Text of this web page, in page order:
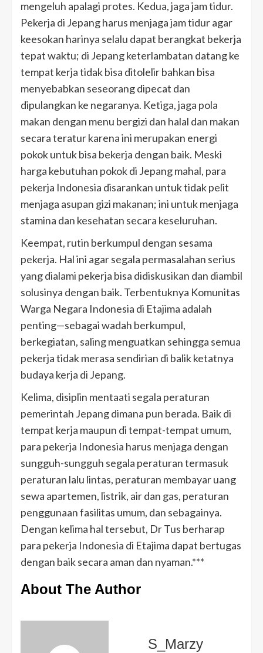
mengeluh apalagi protes. Kedua, jaga jam tidur.
Pekerja di Jepang harus menjaga jam tidur agar
keesokan harinya selalu dapat berangkat bekerja
tepat waktu; di Jepang keterlambatan datang ke
tempat kerja tidak bisa ditolelir bahkan bisa
menyebabkan seseorang dipecat dan
dipulangkan ke negaranya. Ketiga, jaga pola
makan dengan menu bergizi dan halal dan makan
secara teratur karena ini merupakan energi
pokok untuk bisa bekerja dengan baik. Meski
harga kebutuhan pokok di Jepang mahal, para
pekerja Indonesia disarankan untuk tidak pelit
menjaga asupan gizi makanan; ini untuk menjaga
stamina dan kesehatan secara keseluruhan.
Keempat, rutin berkumpul dengan sesama
pekerja. Hal ini agar segala permasalahan serius
yang dialami pekerja bisa didiskusikan dan diambil
solusinya dengan baik. Terbentuknya Komunitas
Warga Negara Indonesia di Etajima adalah
penting—sebagai wadah berkumpul,
berkegiatan, saling menguatkan sehingga semua
pekerja tidak merasa sendirian di balik ketatnya
budaya kerja di Jepang.
Kelima, disiplin mentaati segala peraturan
pemerintah Jepang dimana pun berada. Baik di
tempat kerja maupun di tempat-tempat umum,
para pekerja Indonesia harus menjaga dengan
sungguh-sungguh segala peraturan termasuk
peraturan lalu lintas, peraturan membayar uang
sewa apartemen, listrik, air dan gas, peraturan
penggunaan fasilitas umum, dan sebagainya.
Dengan kelima hal tersebut, Dr Tus berharap
para pekerja Indonesia di Etajima dapat bertugas
dengan baik secara aman dan nyaman.***
About The Author
S_Marzy